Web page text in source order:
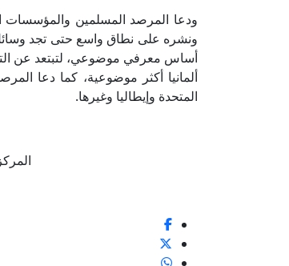
ودعا المرصد المسلمين والمؤسسات
ونشره على نطاق واسع حتى تجد وسائل
أساس معرفي موضوعي، لتبتعد عن
ألمانيا أكثر موضوعية، كما دعا
المتحدة وإيطاليا وغيرها.
المركز